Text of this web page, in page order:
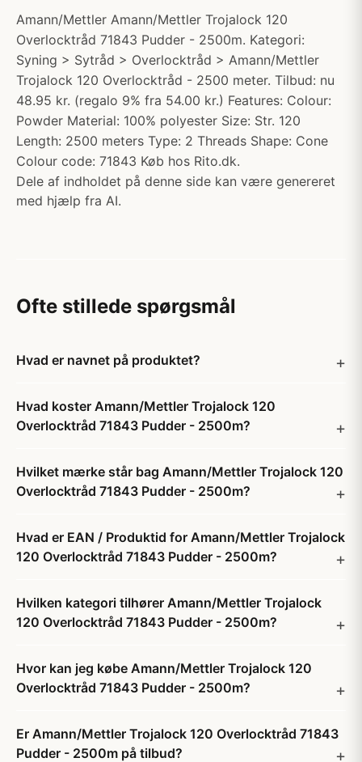
Amann/Mettler Amann/Mettler Trojalock 120
Overlocktråd 71843 Pudder - 2500m. Kategori:
Syning > Sytråd > Overlocktråd > Amann/Mettler
Trojalock 120 Overlocktråd - 2500 meter. Tilbud: nu
48.95 kr. (regalo 9% fra 54.00 kr.) Features: Colour:
Powder Material: 100% polyester Size: Str. 120
Length: 2500 meters Type: 2 Threads Shape: Cone
Colour code: 71843 Køb hos Rito.dk.
Dele af indholdet på denne side kan være genereret
med hjælp fra AI.
Ofte stillede spørgsmål
Hvad er navnet på produktet?
Hvad koster Amann/Mettler Trojalock 120
Overlocktråd 71843 Pudder - 2500m?
Hvilket mærke står bag Amann/Mettler Trojalock 120
Overlocktråd 71843 Pudder - 2500m?
Hvad er EAN / Produktid for Amann/Mettler Trojalock
120 Overlocktråd 71843 Pudder - 2500m?
Hvilken kategori tilhører Amann/Mettler Trojalock
120 Overlocktråd 71843 Pudder - 2500m?
Hvor kan jeg købe Amann/Mettler Trojalock 120
Overlocktråd 71843 Pudder - 2500m?
Er Amann/Mettler Trojalock 120 Overlocktråd 71843
Pudder - 2500m på tilbud?